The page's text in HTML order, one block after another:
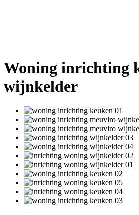
Woning inrichting
wijnkelder